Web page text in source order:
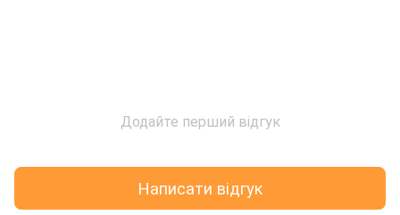
Додайте перший відгук
Написати відгук